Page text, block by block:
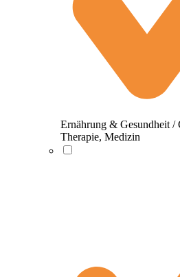
Ernährung & Gesundheit /
Therapie, Medizin